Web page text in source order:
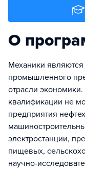
О
Механики
промышленного
отрасли
квалификации не
предприятия
электростанции,
пищевых,
научно-